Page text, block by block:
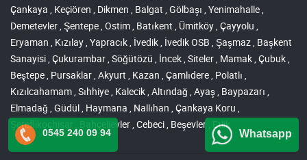
Çankaya , Keçiören , Dikmen , Balgat , Gölbaşı , Yenimahalle ,
Demetevler , Şentepe , Ostim , Batıkent , Ümitköy , Çayyolu ,
Eryaman , Kızılay , Yapracık , İvedik , İvedik OSB , Şaşmaz , Başkent
Sanayisi , Çukurambar , Söğütözü , İncek , Siteler , Mamak , Çubuk ,
Beştepe , Pursaklar , Akyurt , Kazan , Çamlıdere , Polatlı ,
Kızılcahamam , Sıhhiye , Kalecik , Altındağ , Ayaş , Baypazarı ,
Elmadağ , Güdül , Haymana , Nallıhan , Çankaya Koru ,
Şereflikoçhisar , Bahçelievler , Cebeci , Beşevler , Etlik
0545 240 09 94 Whatsapp